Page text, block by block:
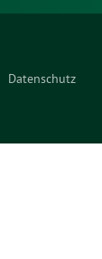
Datenschutz